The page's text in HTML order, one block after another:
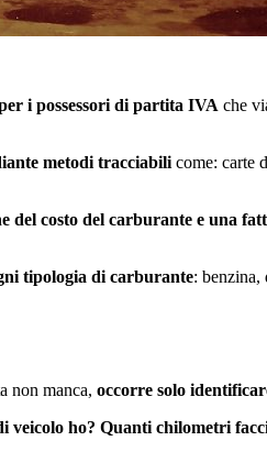
i possessori di partita IVA che
metodi tracciabili come: carte
del costo del carburante e una
tipologia di carburante: benzina,
non manca, occorre solo
ho? Quanti chilometri